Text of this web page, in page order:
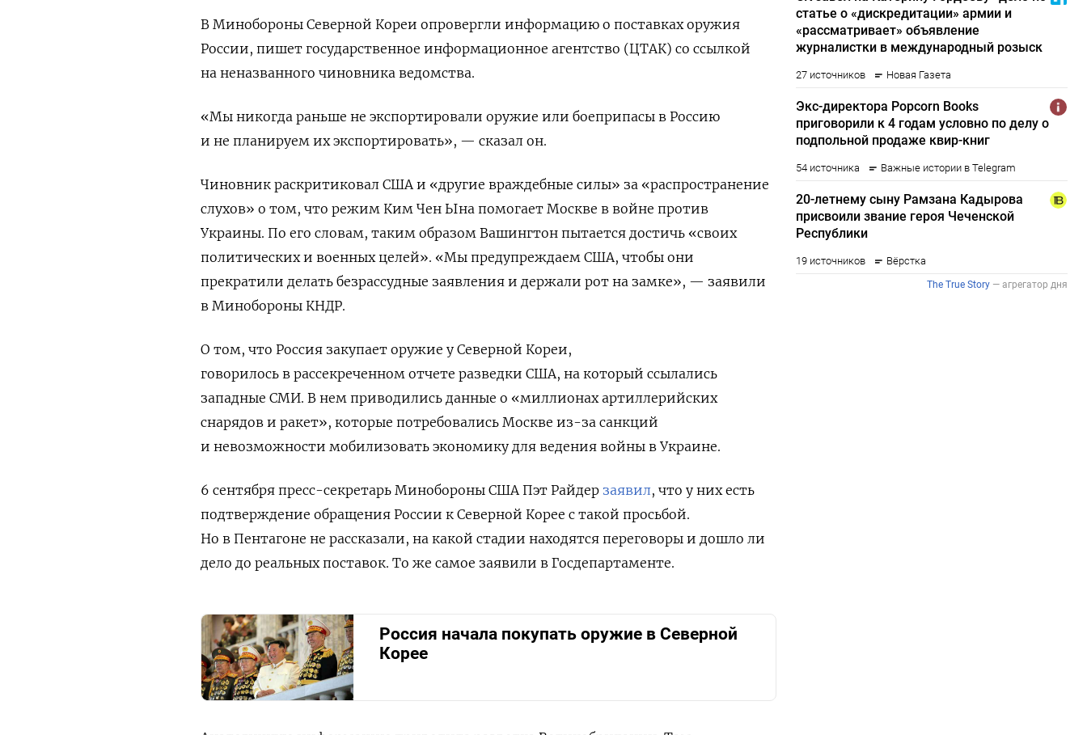
В Минобороны Северной Кореи опровергли информацию о поставках оружия
России, пишет государственное информационное агентство (ЦТАК) со ссылкой
на неназванного чиновника ведомства.
«Мы никогда раньше не экспортировали оружие или боеприпасы в Россию
и не планируем их экспортировать», — сказал он.
Чиновник раскритиковал США и «другие враждебные силы» за «распространение
слухов» о том, что режим Ким Чен Ына помогает Москве в войне против
Украины. По его словам, таким образом Вашингтон пытается достичь «своих
политических и военных целей». «Мы предупреждаем США, чтобы они
прекратили делать безрассудные заявления и держали рот на замке», — заявили
в Минобороны КНДР.
О том, что Россия закупает оружие у Северной Кореи,
говорилось в рассекреченном отчете разведки США, на который ссылались
западные СМИ. В нем приводились данные о «миллионах артиллерийских
снарядов и ракет», которые потребовались Москве из-за санкций
и невозможности мобилизовать экономику для ведения войны в Украине.
6 сентября пресс-секретарь Минобороны США Пэт Райдер заявил, что у них есть
подтверждение обращения России к Северной Корее с такой просьбой.
Но в Пентагоне не рассказали, на какой стадии находятся переговоры и дошло ли
дело до реальных поставок. То же самое заявили в Госдепартаменте.
Россия начала покупать оружие в Северной
Корее